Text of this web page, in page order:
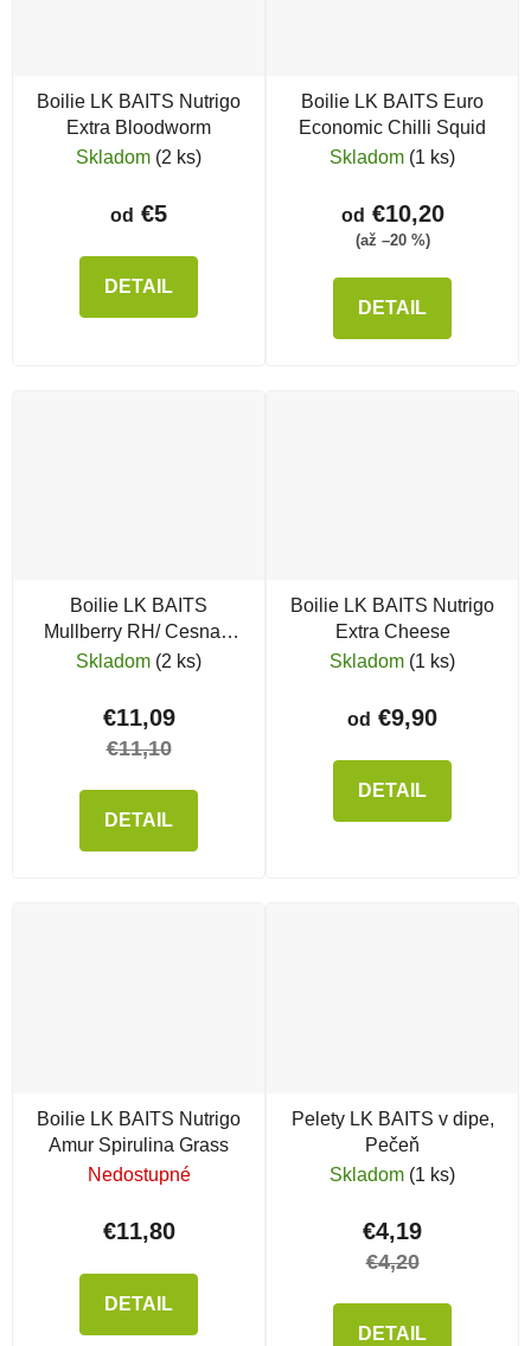
Boilie LK BAITS Nutrigo
Extra Bloodworm
Skladom (2 ks)
od €5
DETAIL
Boilie LK BAITS Euro
Economic Chilli Squid
Skladom (1 ks)
od €10,20
(až –20 %)
DETAIL
Boilie LK BAITS
Mullberry RH/ Cesnak,
14 mm, 1 kg
Skladom (2 ks)
€11,09
€11,10
DETAIL
Boilie LK BAITS Nutrigo
Extra Cheese
Skladom (1 ks)
od €9,90
DETAIL
Boilie LK BAITS Nutrigo
Amur Spirulina Grass
Nedostupné
€11,80
DETAIL
Pelety LK BAITS v dipe,
Pečeň
Skladom (1 ks)
€4,19
€4,20
DETAIL